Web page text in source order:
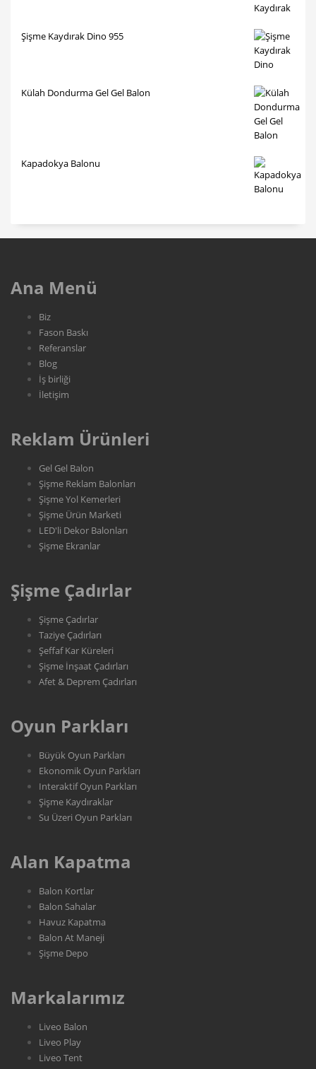
Şişme Kaydırak Dino 955
Külah Dondurma Gel Gel Balon
Kapadokya Balonu
Ana Menü
Biz
Fason Baskı
Referanslar
Blog
İş birliği
İletişim
Reklam Ürünleri
Gel Gel Balon
Şişme Reklam Balonları
Şişme Yol Kemerleri
Şişme Ürün Marketi
LED'li Dekor Balonları
Şişme Ekranlar
Şişme Çadırlar
Şişme Çadırlar
Taziye Çadırları
Şeffaf Kar Küreleri
Şişme İnşaat Çadırları
Afet & Deprem Çadırları
Oyun Parkları
Büyük Oyun Parkları
Ekonomik Oyun Parkları
Interaktif Oyun Parkları
Şişme Kaydıraklar
Su Üzeri Oyun Parkları
Alan Kapatma
Balon Kortlar
Balon Sahalar
Havuz Kapatma
Balon At Maneji
Şişme Depo
Markalarımız
Liveo Balon
Liveo Play
Liveo Tent